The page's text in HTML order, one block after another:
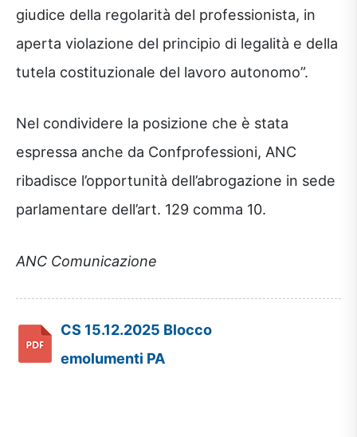
giudice della regolarità del professionista, in
aperta violazione del principio di legalità e della
tutela costituzionale del lavoro autonomo”.
Nel condividere la posizione che è stata
espressa anche da Confprofessioni, ANC
ribadisce l’opportunità dell’abrogazione in sede
parlamentare dell’art. 129 comma 10.
ANC Comunicazione
CS 15.12.2025 Blocco
emolumenti PA